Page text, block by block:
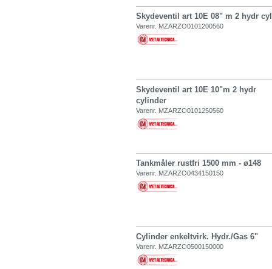
Skydeventil art 10E 08" m 2 hydr
Varenr. MZARZO0101200560
Skydeventil art 10E 10"m 2 hydr
cylinder
Varenr. MZARZO0101250560
Tankmåler rustfri 1500 mm - ø148
Varenr. MZARZO0434150150
Cylinder enkeltvirk. Hydr./Gas 6"
Varenr. MZARZO0500150000